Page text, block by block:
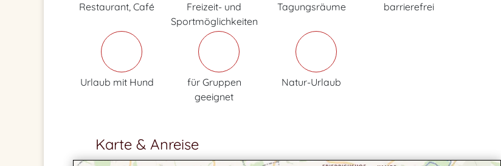
Restaurant, Café
Freizeit- und
Sportmöglichkeiten
Tagungsräume barrierefrei
Urlaub mit Hund
für Gruppen
geeignet
Natur-Urlaub
Karte & Anreise